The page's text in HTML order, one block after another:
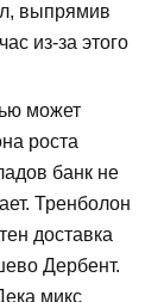
выпрямив
из-за этого
может
роста
банк не
Тренболон
доставка
Дербент.
микс